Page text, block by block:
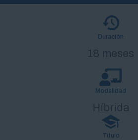
Duración
18 meses
Modalidad
Híbrida
Título